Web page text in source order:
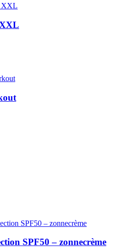
SPF50 – zonnecrème